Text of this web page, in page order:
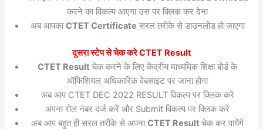
करने का विकल्प आएगा उस पर क्लिक कर देना
अब आपकाCTET Certificate सरल तरीके से डाउनलोड हो जाएगा
दूसरा स्टेप से चेक करे CTET Result
CTET Result चेक करने के लिए केंद्रीय माध्यमिक शिक्षा बोर्ड के
ऑफिशियल अधिकारिक वेबसाइट पर जाना होगा
अब आप CTET DEC 2022 RESULT विकल्प पर क्लिक करे
अपना रोल नंबर दर्ज करें और Submit विकल्प पर क्लिक करें
अब आप बहुत ही सरल तरीके से अपनाCTET Result चेक कर पायेंगे